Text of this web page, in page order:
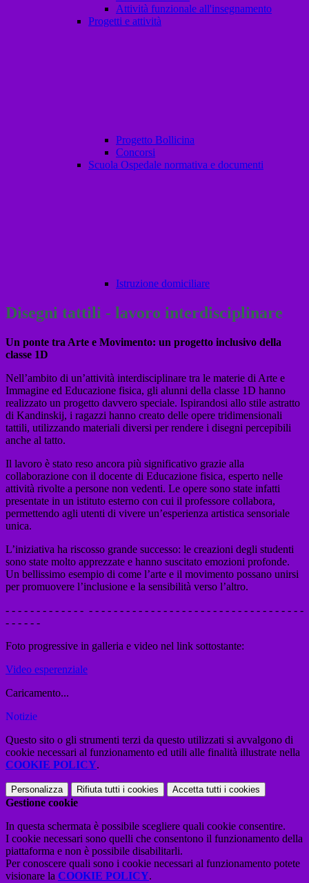
Attività funzionale all'insegnamento
Progetti e attività
Progetto Bollicina
Concorsi
Scuola Ospedale normativa e documenti
Istruzione domiciliare
Disegni tattili - lavoro interdisciplinare
Un ponte tra Arte e Movimento: un progetto inclusivo della
classe 1D
Nell’ambito di un’attività interdisciplinare tra le materie di Arte e
Immagine ed Educazione fisica, gli alunni della classe 1D hanno
realizzato un progetto davvero speciale. Ispirandosi allo stile astratto
di Kandinskij, i ragazzi hanno creato delle opere tridimensionali
tattili, utilizzando materiali diversi per rendere i disegni percepibili
anche al tatto.
Il lavoro è stato reso ancora più significativo grazie alla
collaborazione con il docente di Educazione fisica, esperto nelle
attività rivolte a persone non vedenti. Le opere sono state infatti
presentate in un istituto esterno con cui il professore collabora,
permettendo agli utenti di vivere un’esperienza artistica sensoriale
unica.
L’iniziativa ha riscosso grande successo: le creazioni degli studenti
sono state molto apprezzate e hanno suscitato emozioni profonde.
Un bellissimo esempio di come l’arte e il movimento possano unirsi
per promuovere l’inclusione e la sensibilità verso l’altro.
- - - - - - - - - - - - - - - - - - - - - - - - - - - - - - - - - - - - - - - - - - - - - - - -
- - - - - -
Foto progressive in galleria e video nel link sottostante:
Video esperenziale
Caricamento...
Notizie
Questo sito o gli strumenti terzi da questo utilizzati si avvalgono di
cookie necessari al funzionamento ed utili alle finalità illustrate nella
COOKIE POLICY.
Personalizza Rifiuta tutti i cookies Accetta tutti i cookies
Gestione cookie
In questa schermata è possibile scegliere quali cookie consentire.
I cookie necessari sono quelli che consentono il funzionamento della
piattaforma e non è possibile disabilitarli.
Per conoscere quali sono i cookie necessari al funzionamento potete
visionare la COOKIE POLICY.